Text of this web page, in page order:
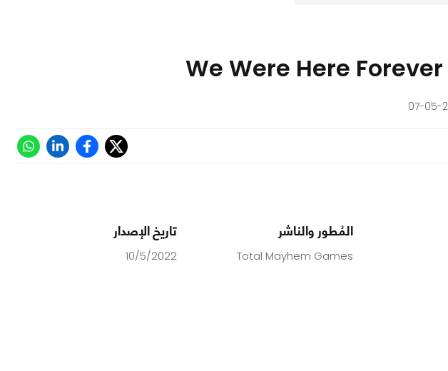
المُطور والناشر
Total Mayhem Games
تاريخ الإصدار
10/5/2022